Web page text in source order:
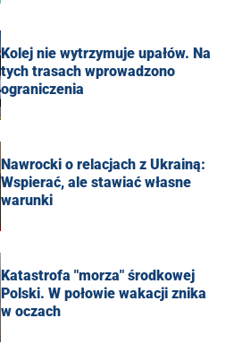
Kolej nie wytrzymuje upałów. Na
tych trasach wprowadzono
ograniczenia
Nawrocki o relacjach z Ukrainą:
Wspierać, ale stawiać własne
warunki
Katastrofa "morza" środkowej
Polski. W połowie wakacji znika
w oczach